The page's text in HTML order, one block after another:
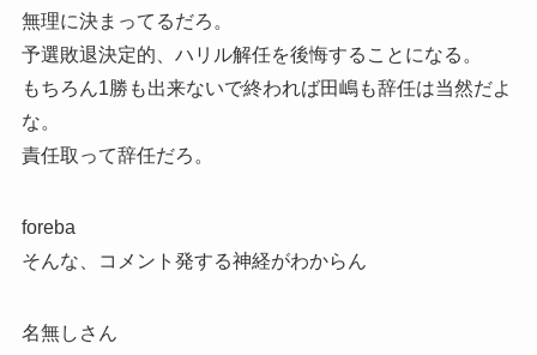
無理に決まってるだろ。
予選敗退決定的、ハリル解任を後悔することになる。
もちろん1勝も出来ないで終われば田嶋も辞任は当然だよ
な。
責任取って辞任だろ。
foreba
そんな、コメント発する神経がわからん
名無しさん